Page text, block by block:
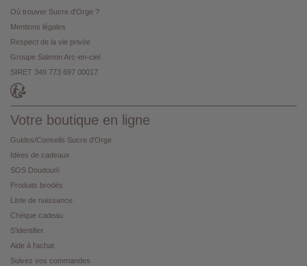
Où trouver Sucre d'Orge ?
Mentions légales
Respect de la vie privée
Groupe Salmon Arc-en-ciel
SIRET 349 773 697 00017
Votre boutique en ligne
Guides/Conseils Sucre d'Orge
Idées de cadeaux
SOS Doudou®
Produits brodés
Liste de naissance
Chèque cadeau
S'identifier
Aide à l'achat
Suivez vos commandes